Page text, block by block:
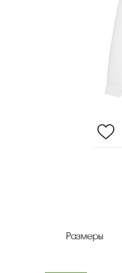
Размеры